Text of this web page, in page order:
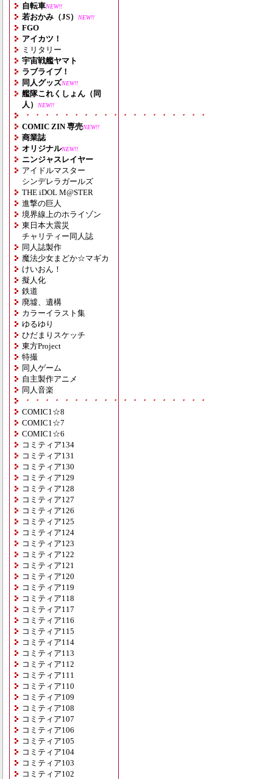
自転車NEW!!
若おかみ（JS） NEW!!
FGO
アイカツ！
ミリタリー
宇宙戦艦ヤマト
ラブライブ！
同人グッズNEW!!
艦隊これくしょん（同
人）
NEW!!
・・・・・・・・・・・・・・・・・・・
COMIC ZIN 専売NEW!!
商業誌
オリジナルNEW!!
ニンジャスレイヤー
アイドルマスター
シンデレラガールズ
THE iDOL M@STER
進撃の巨人
境界線上のホライゾン
東日本大震災
チャリティー同人誌
同人誌製作
魔法少女まどか☆マギカ
けいおん！
擬人化
鉄道
廃墟、遺構
カラーイラスト集
ゆるゆり
ひだまりスケッチ
東方Project
特撮
同人ゲーム
自主製作アニメ
同人音楽
・・・・・・・・・・・・・・・・・・・
COMIC1☆8
COMIC1☆7
COMIC1☆6
コミティア134
コミティア131
コミティア130
コミティア129
コミティア128
コミティア127
コミティア126
コミティア125
コミティア124
コミティア123
コミティア122
コミティア121
コミティア120
コミティア119
コミティア118
コミティア117
コミティア116
コミティア115
コミティア114
コミティア113
コミティア112
コミティア111
コミティア110
コミティア109
コミティア108
コミティア107
コミティア106
コミティア105
コミティア104
コミティア103
コミティア102